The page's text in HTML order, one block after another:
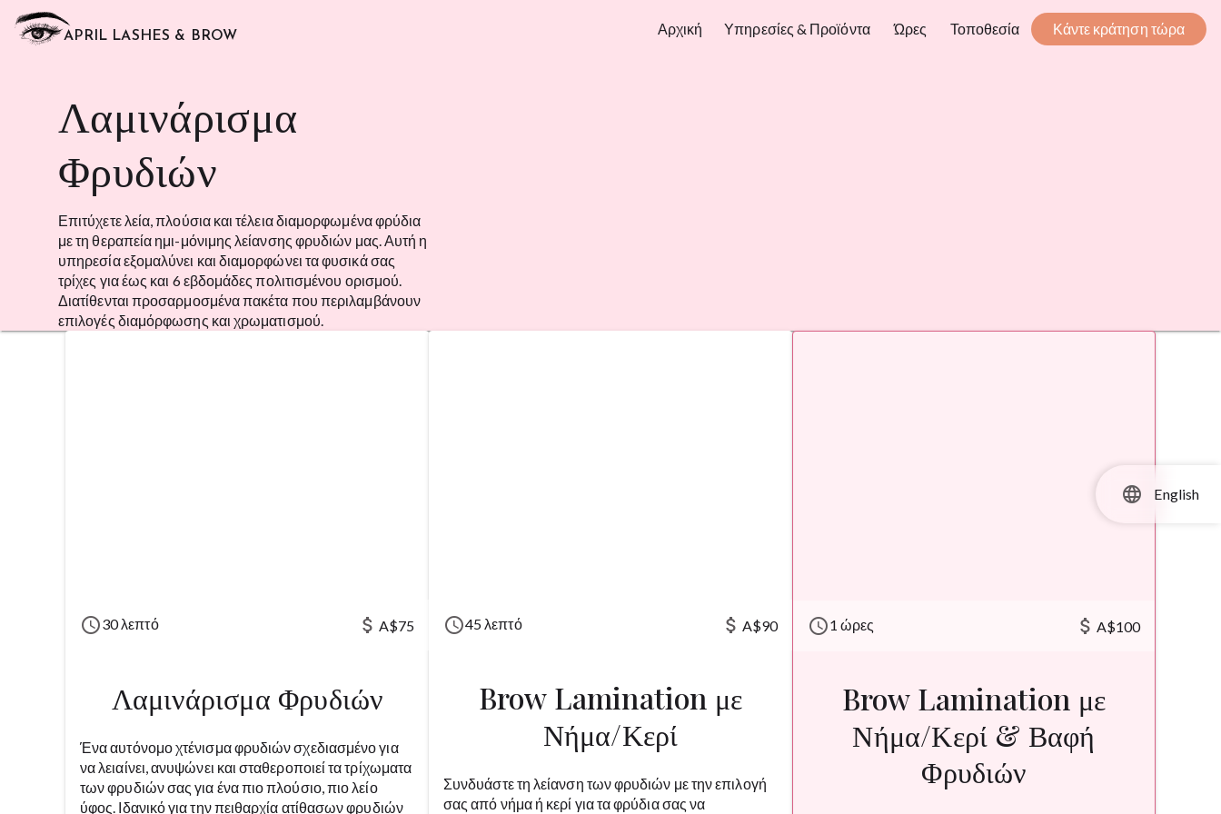
APRIL LASHES & BROW Αρχική Υπηρεσίες & Προϊόντα Ώρες Τοποθεσία Κάντε κράτηση τώρα
Λαμινάρισμα
Φρυδιών
Επιτύχετε λεία, πλούσια και τέλεια διαμορφωμένα φρύδια
με τη θεραπεία ημι-μόνιμης λείανσης φρυδιών μας. Αυτή η
υπηρεσία εξομαλύνει και διαμορφώνει τα φυσικά σας
τρίχες για έως και 6 εβδομάδες πολιτισμένου ορισμού.
Διατίθενται προσαρμοσμένα πακέτα που περιλαμβάνουν
επιλογές διαμόρφωσης και χρωματισμού.
schedule30 λεπτό attach_money A$75
Λαμινάρισμα Φρυδιών
Ένα αυτόνομο χτένισμα φρυδιών σχεδιασμένο για
να λειαίνει, ανυψώνει και σταθεροποιεί τα τρίχωματα
των φρυδιών σας για ένα πιο πλούσιο, πιο λείο
ύφος. Ιδανικό για την πειθαρχία ατίθασων φρυδιών
schedule45 λεπτό attach_money A$90
Brow Lamination με
Νήμα/Κερί
Συνδυάστε τη λείανση των φρυδιών με την επιλογή
σας από νήμα ή κερί για τα φρύδια σας να
schedule1 ώρες attach_money A$100
Brow Lamination με
Νήμα/Κερί & Βαφή
Φρυδιών
language English